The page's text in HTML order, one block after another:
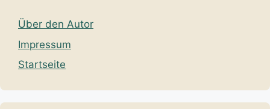
Über den Autor
Impressum
Startseite